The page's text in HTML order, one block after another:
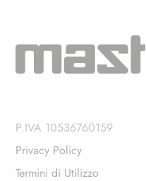
P.IVA 10536760159
Privacy Policy
Termini di Utilizzo